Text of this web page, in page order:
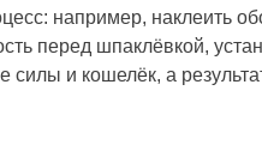
например, наклеить
перед шпаклёвкой,
и кошелёк, а